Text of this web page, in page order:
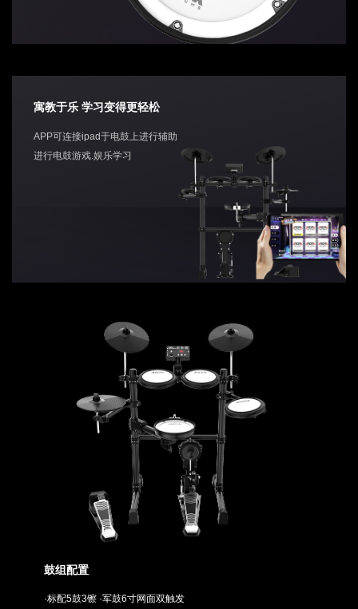
寓教于乐 学习变得更轻松
APP可连接ipad于电鼓上进行辅助
进行电鼓游戏.娱乐学习
鼓组配置
·标配5鼓3镲 ·军鼓6寸网面双触发